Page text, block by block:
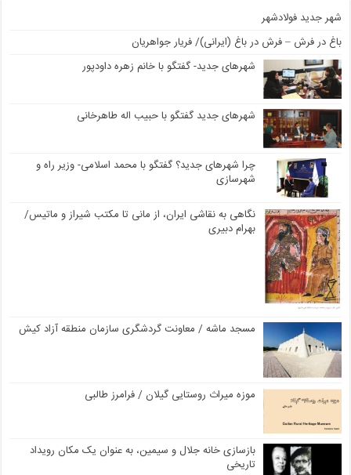
شهر جدید فولادشهر
باغ در فرش – فرش در باغ (ایرانی)/ فریار جواهریان
شهرهای جدید- گفتگو با خانم زهره داودپور
شهرهای جدید گفتگو با حبیب اله طاهرخانی
چرا شهرهای جدید؟ گفتگو با محمد اسلامی- وزیر راه و
شهرسازی
نگاهی به نقاشی ایران، از مانی تا مکتب شیراز و ماتیس/
بهرام دبیری
مسجد ماشه / معاونت گردشگری سازمان منطقه آزاد کیش
موزه میراث روستایی گیلان / فرامرز طالبی
بازسازی خانه جلال و سیمین، به عنوان یک مکان رویداد
تاریخی